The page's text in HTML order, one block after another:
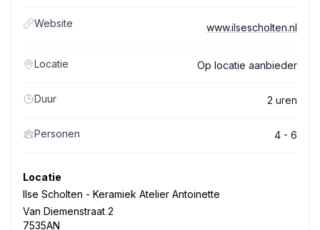
Website www.ilsescholten.nl
Locatie Op locatie aanbieder
Duur 2 uren
Personen 4 - 6
Locatie
Ilse Scholten - Keramiek Atelier Antoinette
Van Diemenstraat 2
7535AN